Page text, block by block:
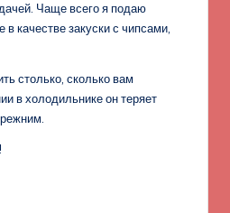
Чаще всего я подаю
в качестве закуски с чипсами,
столько, сколько вам
в холодильнике он теряет